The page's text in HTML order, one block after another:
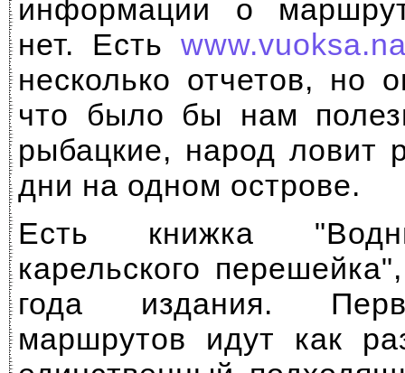
информации о
нет. Есть
несколько отчетов, но
что было бы нам
рыбацкие, народ ловит
дни на одном острове.
Есть книжка
карельского
года издания.
маршрутов идут как